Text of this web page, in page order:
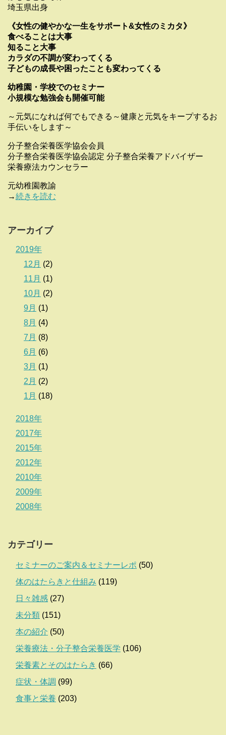
埼玉県出身
《女性の健やかな一生をサポート&女性のミカタ》
食べることは大事
知ること大事
カラダの不調が変わってくる
子どもの成長や困ったことも変わってくる
幼稚園・学校でのセミナー
小規模な勉強会も開催可能
～元気になれば何でもできる～健康と元気をキープするお
手伝いをします～
分子整合栄養医学協会会員
分子整合栄養医学協会認定 分子整合栄養アドバイザー
栄養療法カウンセラー
元幼稚園教諭
→続きを読む
アーカイブ
2019年
12月 (2)
11月 (1)
10月 (2)
9月 (1)
8月 (4)
7月 (8)
6月 (6)
3月 (1)
2月 (2)
1月 (18)
2018年
2017年
2015年
2012年
2010年
2009年
2008年
カテゴリー
セミナーのご案内＆セミナーレポ (50)
体のはたらきと仕組み (119)
日々雑感 (27)
未分類 (151)
本の紹介 (50)
栄養療法・分子整合栄養医学 (106)
栄養素とそのはたらき (66)
症状・体調 (99)
食事と栄養 (203)